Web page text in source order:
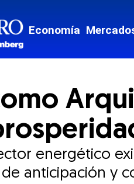
Economía
energético
anticipación y